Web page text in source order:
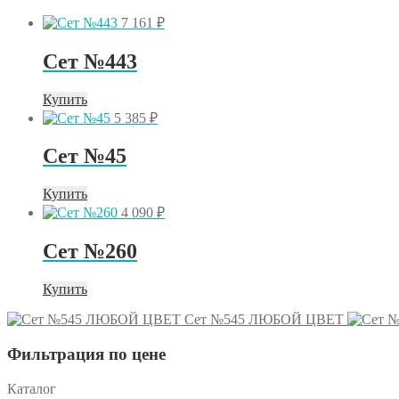
7 161 ₽
Сет №443
Купить
5 385 ₽
Сет №45
Купить
4 090 ₽
Сет №260
Купить
Сет №545 ЛЮБОЙ ЦВЕТ
Фильтрация по цене
Каталог